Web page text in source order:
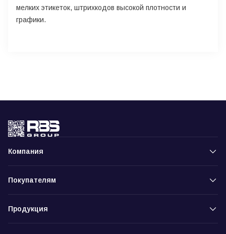
мелких этикеток, штрихкодов высокой плотности и
графики.
Компания
Покупателям
Продукция